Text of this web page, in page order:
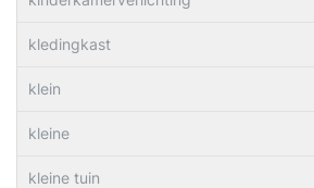
kledingkast
klein
kleine
kleine tuin